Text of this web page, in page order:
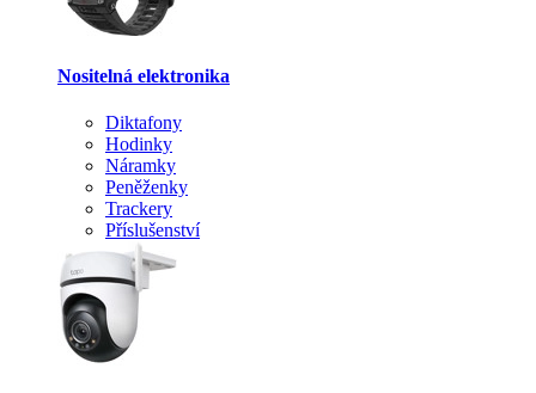
Nositelná elektronika
Diktafony
Hodinky
Náramky
Peněženky
Trackery
Příslušenství